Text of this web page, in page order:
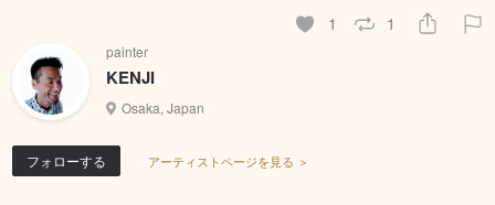
1 1
painter
KENJI
Osaka, Japan
フォローする アーティストページを見る ＞